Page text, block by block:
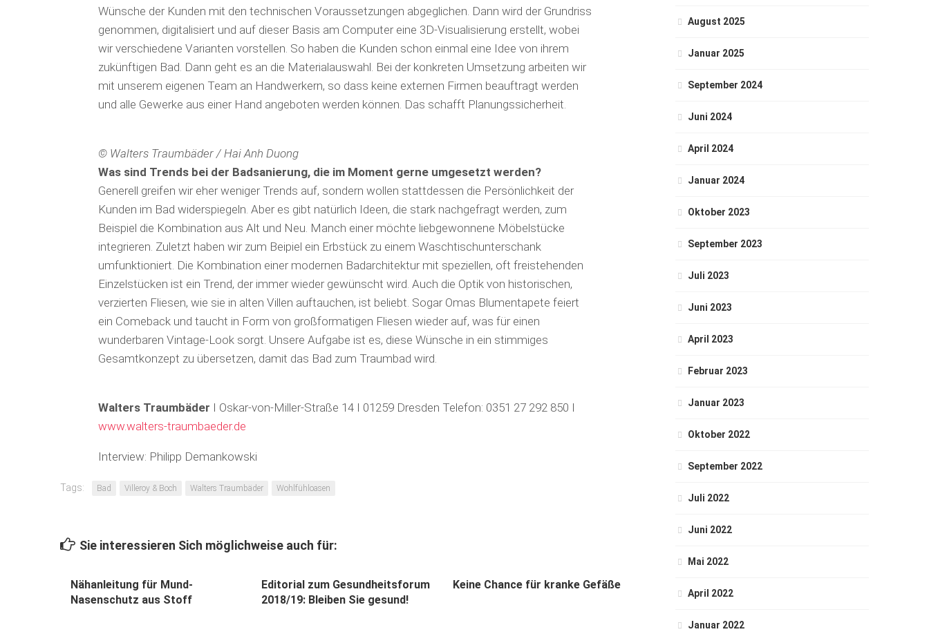
Wünsche der Kunden mit den technischen Voraussetzungen abgeglichen. Dann wird der Grund­riss
genommen, digitalisiert und auf dieser Basis am Computer eine 3D-Visualisierung erstellt, wobei
wir verschiedene Varianten vorstellen. So haben die Kunden schon einmal eine Idee von ihrem
zukünftigen Bad. Dann geht es an die Material­auswahl. Bei der konkreten Umsetzung arbeiten wir
mit unserem eigenen Team an Handwerkern, so dass keine externen Firmen beauftragt werden
und alle Gewerke aus einer Hand angeboten werden können. Das schafft Planungssicherheit.
© Walters Traumbäder / Hai Anh Duong
Was sind Trends bei der Badsanierung, die im Moment gerne umgesetzt werden?
Generell greifen wir eher weniger Trends auf, sondern wollen stattdessen die Persönlichkeit der
Kunden im Bad widerspiegeln. Aber es gibt natürlich Ideen, die stark nachgefragt werden, zum
Beispiel die Kombination aus Alt und Neu. Manch einer möchte liebgewonnene Möbelstücke
integrieren. Zuletzt haben wir zum Beipiel ein Erbstück zu einem Waschtisch­unter­schank
umfunktioniert. Die Kombination einer modernen Bad­architektur mit speziellen, oft freistehenden
Einzelstücken ist ein Trend, der immer wieder gewünscht wird. Auch die Optik von historischen,
verzierten Fliesen, wie sie in alten Villen auftauchen, ist beliebt. Sogar Omas Blumentapete feiert
ein Comeback und taucht in Form von großformatigen Fliesen wieder auf, was für einen
wunderbaren Vintage-Look sorgt. Unsere Aufgabe ist es, diese Wünsche in ein stimmiges
Gesamtkonzept zu übersetzen, damit das Bad zum Traumbad wird.
Walters Traumbäder I Oskar-von-Miller-Straße 14 I 01259 Dresden Telefon: 0351 27 292 850 I
www.walters-traumbaeder.de
Interview: Philipp Demankowski
Tags: Bad Villeroy & Boch Walters Traumbäder Wohlfühloasen
Sie interessieren Sich möglichweise auch für:
Nähanleitung für Mund-
Nasenschutz aus Stoff
Editorial zum Gesundheitsforum
2018/19: Bleiben Sie gesund!
Keine Chance für kranke Gefäße
August 2025
Januar 2025
September 2024
Juni 2024
April 2024
Januar 2024
Oktober 2023
September 2023
Juli 2023
Juni 2023
April 2023
Februar 2023
Januar 2023
Oktober 2022
September 2022
Juli 2022
Juni 2022
Mai 2022
April 2022
Januar 2022